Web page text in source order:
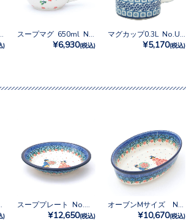
) ¥6,930(税込) ¥5,170(税込)
) ¥12,650(税込) ¥10,670(税込)